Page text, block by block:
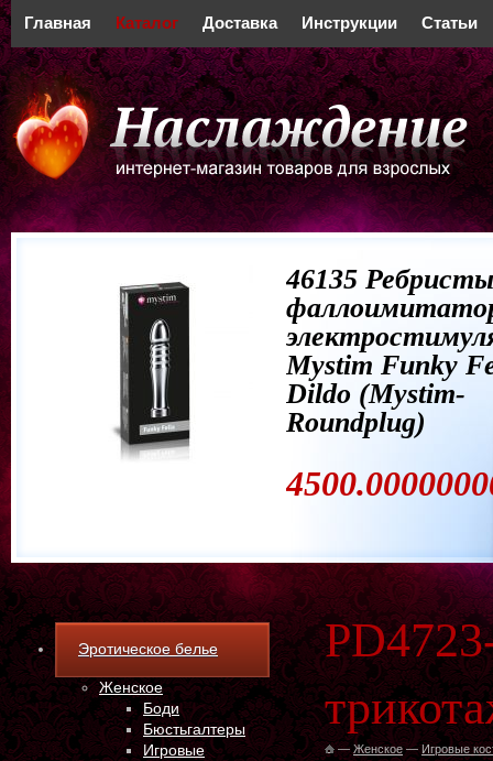
Главная Каталог Доставка Инструкции Статьи
46135
Mystim Funky
Dildo (Mystim-
Roundplug)
Эротическое белье
Женское
Боди
Бюстьгалтеры
Игровые
—Женское —Игровые